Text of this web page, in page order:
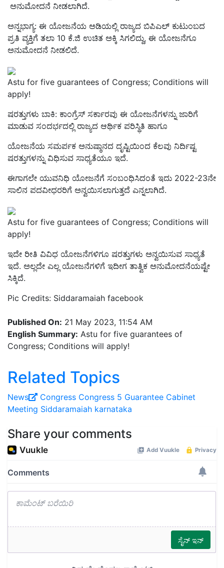
ಅನುಮೋದನೆ ನೀಡಲಾಗಿದೆ.
ಅನ್ನಭಾಗ್ಯ: ಈ ಯೋಜನೆಯ ಅಡಿಯಲ್ಲಿ ರಾಜ್ಯದ ಬಿಪಿಎಲ್‌ ಕುಟುಂಬದ
ಪ್ರತಿ ವ್ಯಕ್ತಿಗೆ ತಲಾ 10 ಕೆ.ಜಿ ಉಚಿತ ಅಕ್ಕಿ ಸಿಗಲಿದ್ದು, ಈ ಯೋಜನೆಗೂ
ಅನುಮೋದನೆ ನೀಡಲಿದೆ.
Astu for five guarantees of Congress; Conditions will
apply!
ಷರತ್ತುಗಳು ಬಾಕಿ: ಕಾಂಗ್ರೆಸ್‌ ಸರ್ಕಾರವು ಈ ಯೋಜನೆಗಳನ್ನು ಜಾರಿಗೆ
ಮಾಡುವ ಸಂದರ್ಭದಲ್ಲಿ ರಾಜ್ಯದ ಆರ್ಥಿಕ ಪರಿಸ್ಥಿತಿ ಹಾಗೂ
ಯೋಜನೆಯ ಸಮರ್ಪಕ ಅನುಷ್ಠಾನದ ದೃಷ್ಟಿಯಿಂದ ಕೆಲವು ನಿರ್ದಿಷ್ಟ
ಷರತ್ತುಗಳನ್ನು ವಿಧಿಸುವ ಸಾಧ್ಯತೆಯೂ ಇದೆ.
ಈಗಾಗಲೇ ಯುವನಿಧಿ ಯೋಜನೆಗೆ ಸಂಬಂಧಿಸಿದಂತೆ ಇದು 2022-23ನೇ
ಸಾಲಿನ ಪದವೀಧರರಿಗೆ ಅನ್ವಯಿಸಲಾಗುತ್ತದೆ ಎನ್ನಲಾಗಿದೆ.
Astu for five guarantees of Congress; Conditions will
apply!
ಇದೇ ರೀತಿ ವಿವಿಧ ಯೋಜನೆಗಳಿಗೂ ಷರತ್ತುಗಳು ಅನ್ವಯಿಸುವ ಸಾಧ್ಯತೆ
ಇದೆ. ಅಲ್ಲದೇ ಎಲ್ಲ ಯೋಜನೆಗಳಿಗೆ ಇದೀಗ ತಾತ್ವಿಕ ಅನುಮೋದನೆಯಷ್ಟೇ
ಸಿಕ್ಕಿದೆ.
Pic Credits: Siddaramaiah facebook
Published On: 21 May 2023, 11:54 AM
English Summary: Astu for five guarantees of
Congress; Conditions will apply!
Related Topics
News Congress Congress 5 Guarantee Cabinet
Meeting Siddaramaiah karnataka
Share your comments